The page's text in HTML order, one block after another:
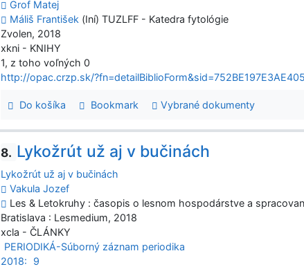
Grof Matej
Máliš František (Iní) TUZLFF - Katedra fytológie
Zvolen, 2018
xkni - KNIHY
1, z toho voľných 0
http://opac.crzp.sk/
Do košíka Bookmark Vybrané dokumenty
8. Lykožrút už aj v bučinách
Lykožrút už aj v bučinách
Vakula Jozef
Les & Letokruhy : časopis o lesnom hospodárstve a
Bratislava : Lesmedium, 2018
xcla - ČLÁNKY
PERIODIKÁ-Súborný záznam periodika
2018:
9